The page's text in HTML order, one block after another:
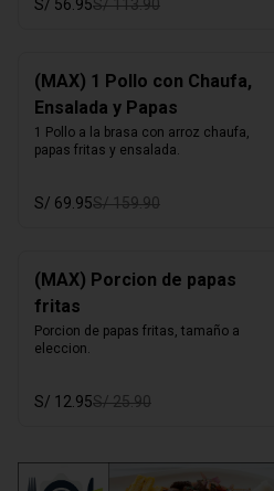
S/ 56.95S/ 113.90
(MAX) 1 Pollo con Chaufa,
Ensalada y Papas
1 Pollo a la brasa con arroz chaufa,
papas fritas y ensalada.
S/ 69.95S/ 159.90
(MAX) Porcion de papas
fritas
Porcion de papas fritas, tamaño a
eleccion.
S/ 12.95S/ 25.90